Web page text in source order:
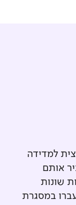
למדידה
אותם
בתצורות שונות
במסגרת